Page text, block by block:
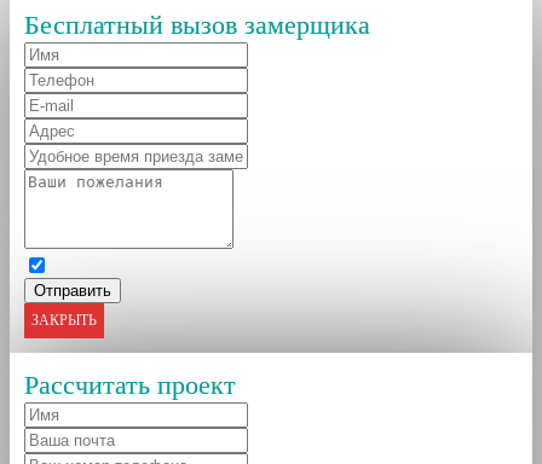
Бесплатный вызов замерщика
ЗАКРЫТЬ
Рассчитать проект